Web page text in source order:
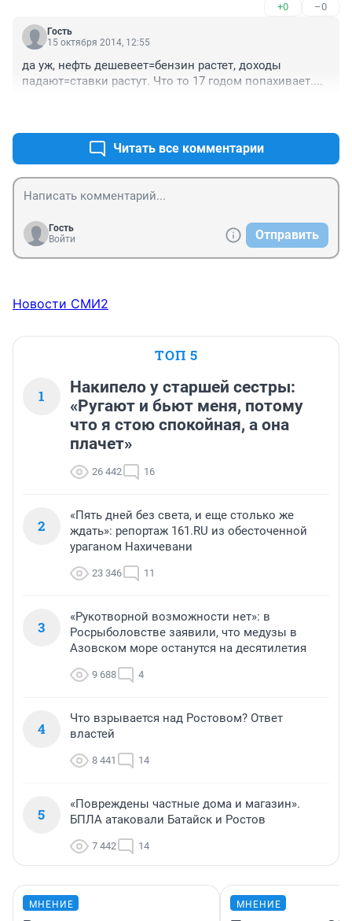
+0 –0
Гость
15 октября 2014, 12:55
да уж, нефть дешевеет=бензин растет, доходы
падают=ставки растут. Что то 17 годом попахивает....
Читать все комментарии
Гость
Войти
Отправить
Новости СМИ2
ТОП 5
1
Накипело у старшей сестры:
«Ругают и бьют меня, потому
что я стою спокойная, а она
плачет»
26 442 16
2
«Пять дней без света, и еще столько же
ждать»: репортаж 161.RU из обесточенной
ураганом Нахичевани
23 346 11
3
«Рукотворной возможности нет»: в
Росрыболовстве заявили, что медузы в
Азовском море останутся на десятилетия
9 688 4
4
Что взрывается над Ростовом? Ответ
властей
8 441 14
5
«Повреждены частные дома и магазин».
БПЛА атаковали Батайск и Ростов
7 442 14
МНЕНИЕ МНЕНИЕ